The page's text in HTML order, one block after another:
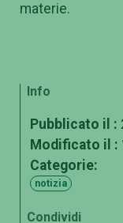
materie.
Info
Pubblicato il :
Modificato il :
Categorie:
notizia
Condividi